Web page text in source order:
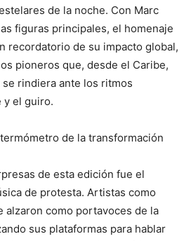
de la noche. Con Marc
figuras principales, el homenaje
recordatorio de su impacto global,
pioneros que, desde el Caribe,
rindiera ante los ritmos
y el guiro.
de la transformación
de esta edición fue el
de protesta. Artistas como
alzaron como portavoces de la
sus plataformas para hablar